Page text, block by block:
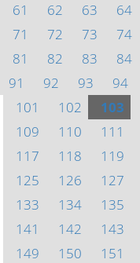
61
62 63 64
71
72 73 74
81
82 83 84
91
92 93 94
101
102 103
109
110 111
117
118 119
125
126 127
133
134 135
141
142 143
149
150 151